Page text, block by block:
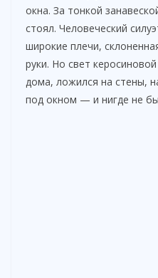
окна. За тонкой
стоял. Человеческий
широкие плечи,
руки. Но свет
дома, ложился на стены,
под окном — и нигде не